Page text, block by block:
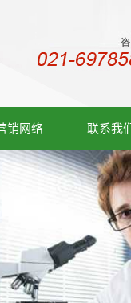
销网络 联系我们